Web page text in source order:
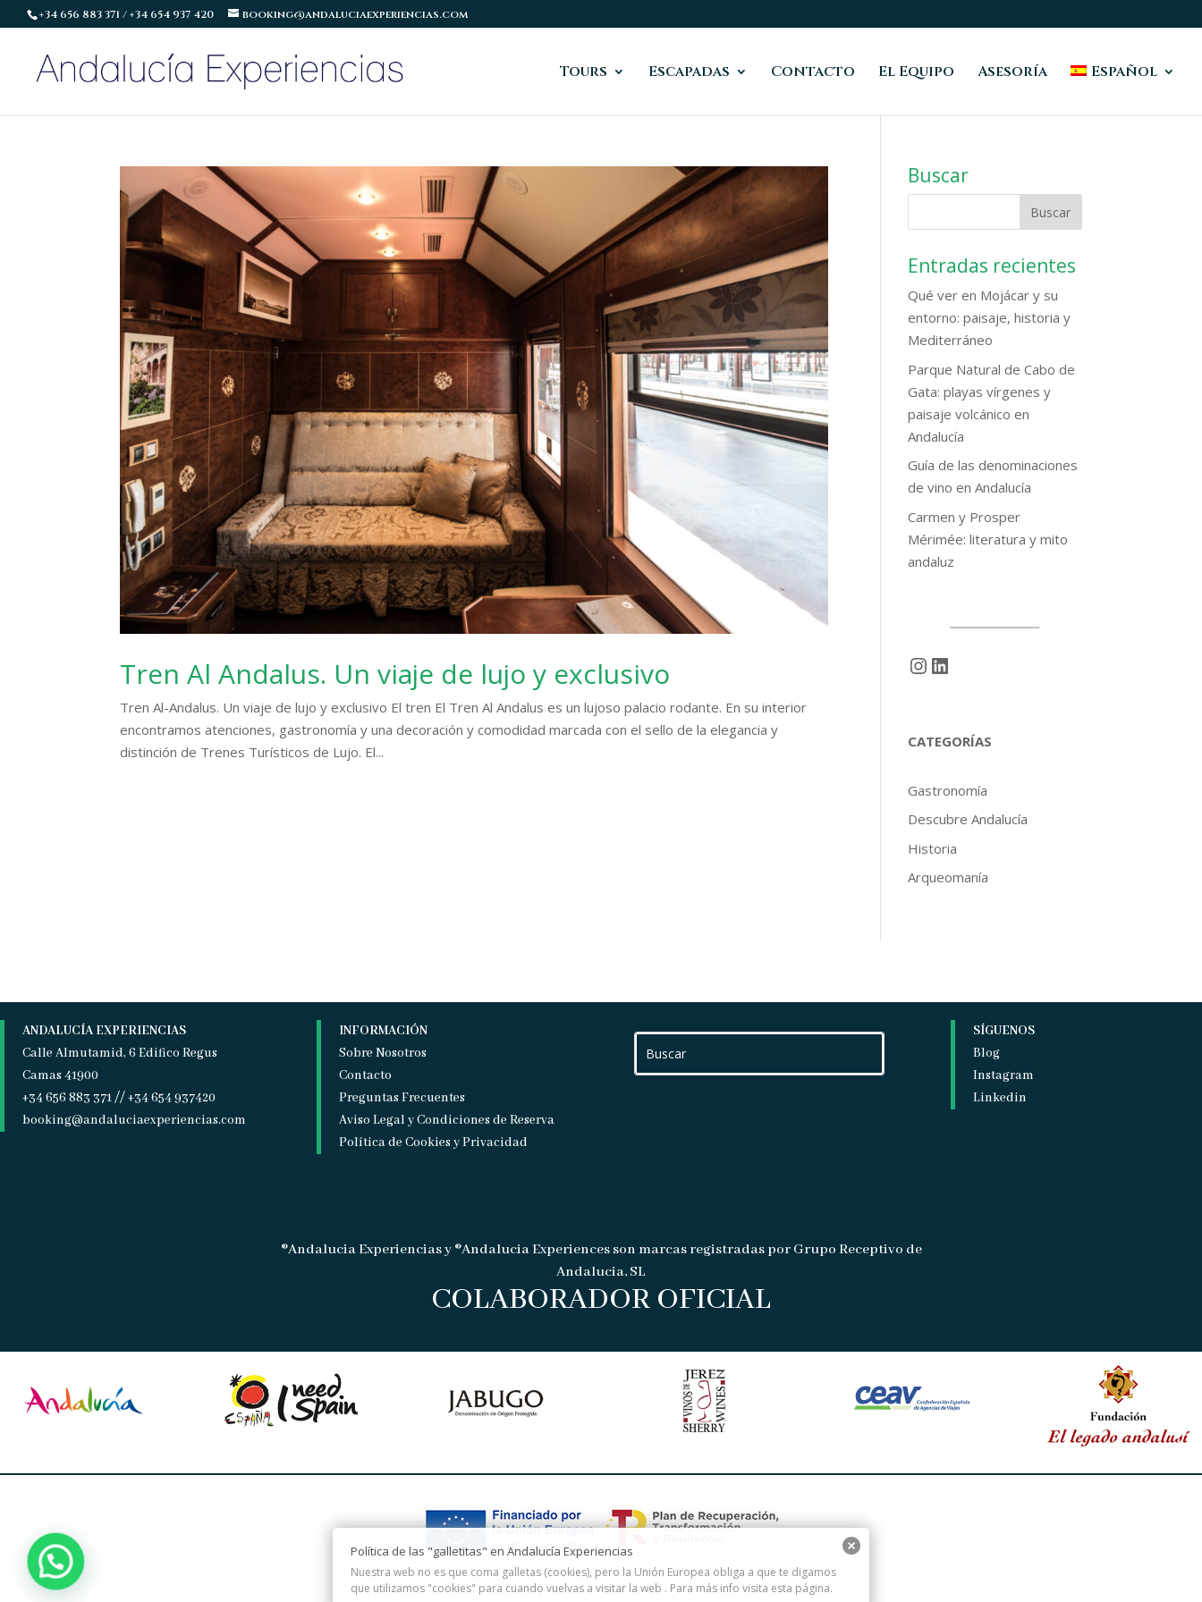
+34 656 883 371 / +34 654 937 420 booking@andaluciaexperiencias.com
Tours Escapadas Contacto El Equipo Asesoría Español
Tren Al Andalus. Un viaje de lujo y exclusivo
Tren Al-Andalus. Un viaje de lujo y exclusivo El tren El Tren Al Andalus es un lujoso palacio rodante. En su interior
encontramos atenciones, gastronomía y una decoración y comodidad marcada con el sello de la elegancia y
distinción de Trenes Turísticos de Lujo. El...
Buscar
Entradas recientes
Qué ver en Mojácar y su
entorno: paisaje, historia y
Mediterráneo
Parque Natural de Cabo de
Gata: playas vírgenes y
paisaje volcánico en
Andalucía
Guía de las denominaciones
de vino en Andalucía
Carmen y Prosper
Mérimée: literatura y mito
andaluz
Instagram
LinkedIn
CATEGORÍAS
Gastronomía
Descubre Andalucía
Historia
Arqueomanía
ANDALUCÍA EXPERIENCIAS
Calle Almutamid, 6 Edifico Regus
Camas 41900
+34 656 883 371 // +34 654 937420
booking@andaluciaexperiencias.com
INFORMACIÓN
Sobre Nosotros
Contacto
Preguntas Frecuentes
Aviso Legal y Condiciones de Reserva
Política de Cookies y Privacidad
SÍGUENOS
Blog
Instagram
Linkedin
®Andalucia Experiencias y ®Andalucia Experiences son marcas registradas por Grupo Receptivo de
Andalucia, SL
COLABORADOR OFICIAL
Política de las "galletitas" en Andalucía Experiencias
Nuestra web no es que coma galletas (cookies), pero la Unión Europea obliga a que te digamos
que utilizamos "cookies" para cuando vuelvas a visitar la web . Para más info visita esta página.